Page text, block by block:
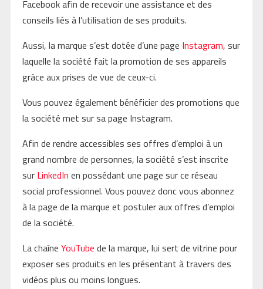
Facebook afin de recevoir une assistance et des
conseils liés à l’utilisation de ses produits.
Aussi, la marque s’est dotée d’une page Instagram, sur
laquelle la société fait la promotion de ses appareils
grâce aux prises de vue de ceux-ci.
Vous pouvez également bénéficier des promotions que
la société met sur sa page Instagram.
Afin de rendre accessibles ses offres d’emploi à un
grand nombre de personnes, la société s’est inscrite
sur LinkedIn en possédant une page sur ce réseau
social professionnel. Vous pouvez donc vous abonnez
à la page de la marque et postuler aux offres d’emploi
de la société.
La chaîne YouTube de la marque, lui sert de vitrine pour
exposer ses produits en les présentant à travers des
vidéos plus ou moins longues.